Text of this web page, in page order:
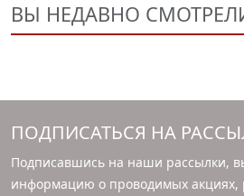
ВЫ НЕДАВНО
ПОДПИСАТЬСЯ НА
Подписавшись на наши рассылки,
информацию о проводимых акциях,